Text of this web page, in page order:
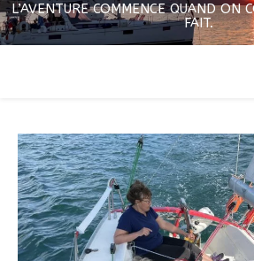
L’AVENTURE COMMENCE QUAND ON
FAIT.